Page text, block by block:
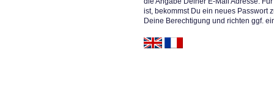
ist, bekommst Du ein neues Passwort
Deine Berechtigung und richten ggf.